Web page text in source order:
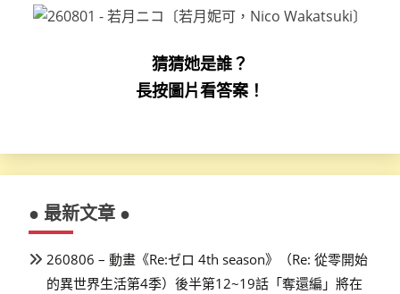
猜猜她是誰？
長按圖片看答案！
● 最新文章 ●
260806 – 動畫《Re:ゼロ 4th season》（Re: 從零開始
的異世界生活第4季）後半第12~19話「奪還編」將在